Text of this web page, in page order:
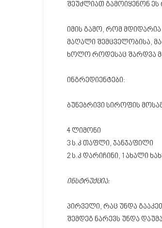
შეუძლიათ გამოიყენონ ეს
იმის გამო, რომ
მაღალი შემცველობისა,
ხოლო როდესაც შარდვა
ინგრედიენტები:
ბუნებრივი სიროფის
4 ლიმონი
3 ს.კ თაფლი, ჯანჯაფილი
2 ს.კ დარიჩინი, 1 ახალი
ინსტრუქცია:
პირველი, რაც უნდა
შემდეგ ნარევს უნდა